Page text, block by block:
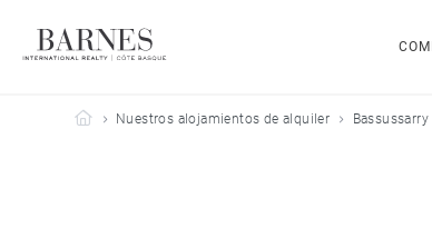
Barnes Côte Basque
Nuestros alojamientos de alquiler Bassussarry